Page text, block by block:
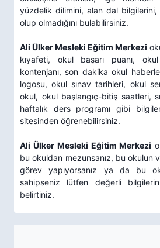
yüzdelik dilimini, alan dal
olup olmadığını bulabilirsiniz.
Ali Ülker Mesleki Eğitim Merkezi
kıyafeti, okul başarı puanı,
kontenjanı, son dakika okul
logosu, okul sınav tarihleri, okul
okul, okul başlangıç-bitiş saatleri,
haftalık ders programı gibi
sitesinden öğrenebilirsiniz.
Ali Ülker Mesleki Eğitim Merkezi
bu okuldan mezunsanız, bu okulun
görev yapıyorsanız ya da bu
sahipseniz lütfen değerli
belirtiniz.